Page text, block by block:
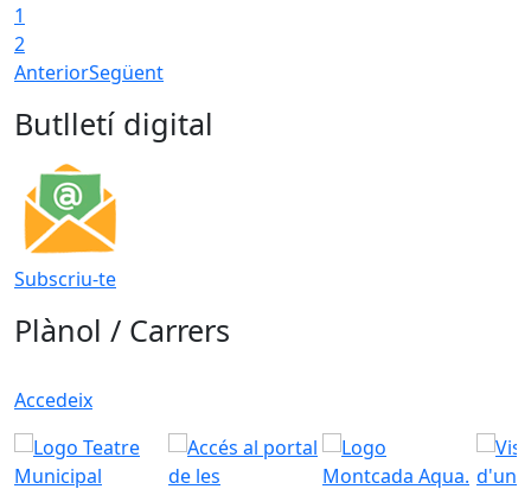
1
2
AnteriorSegüent
Butlletí digital
Subscriu-te
Plànol / Carrers
Accedeix